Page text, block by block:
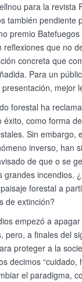
para la revista
también pendiente
premio
reflexiones que no
concreta que
Para un
mejor
forestal ha
éxito, como forma
Sin embargo,
inverso, han
de que o se
grandes incendios.
forestal a
de extinción?
empezó a
pero, a finales del
proteger a la
decimos “cuidado,
el paradigma,